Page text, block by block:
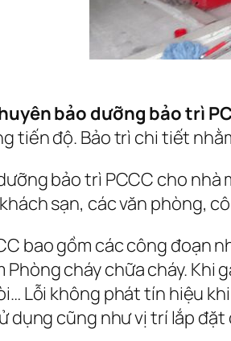
bảo dưỡng bảo trì
tiến độ. Bảo trì chi tiết
bảo trì PCCC cho
sạn, các văn phòng,
bao gồm các công đoạn
Phòng cháy chữa cháy. Khi
Lỗi không phát tín hiệu
dụng cũng như vị trí lắp